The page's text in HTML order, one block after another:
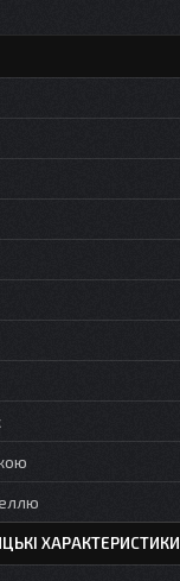
ХАРАКТЕРИСТИКИ